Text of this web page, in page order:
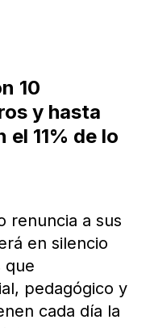
10
y hasta
11% de lo
renuncia a sus
en silencio
que
pedagógico y
cada día la